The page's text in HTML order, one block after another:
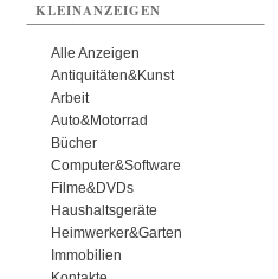
KLEINANZEIGEN
Alle Anzeigen
Antiquitäten&Kunst
Arbeit
Auto&Motorrad
Bücher
Computer&Software
Filme&DVDs
Haushaltsgeräte
Heimwerker&Garten
Immobilien